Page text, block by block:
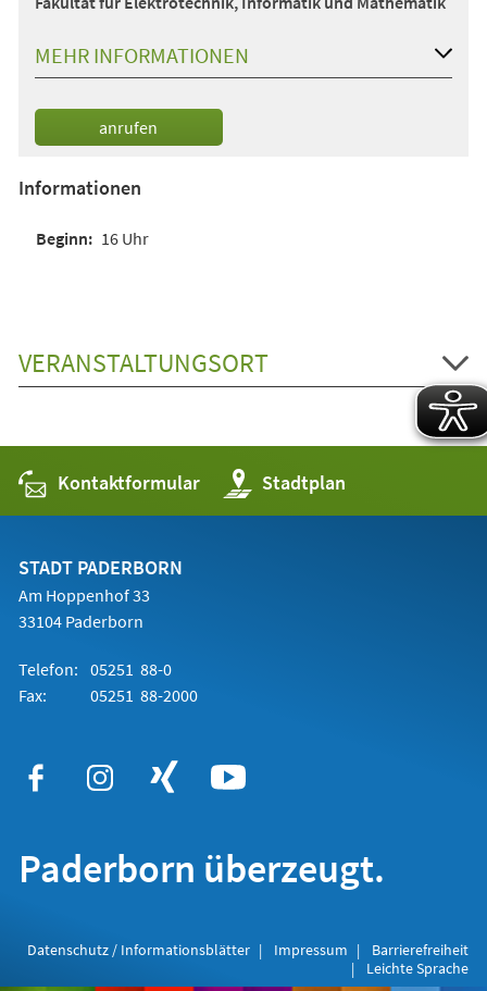
MEHR INFORMATIONEN
anrufen
Informationen
16 Uhr
VERANSTALTUNGSORT
Kontaktformular Stadtplan
(Öffnet
in
einem
STADT PADERBORN
Am Hoppenhof 33
33104 Paderborn
Telefon: 05251 88-0
Fax:
05251 88-2000
Paderborn überzeugt.
Datenschutz / Informationsblätter Impressum
Barrierefreiheit
Leichte Sprache